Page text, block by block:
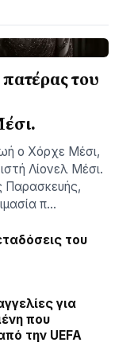
του
ο Χόρχε Μέσι,
Λίονελ Μέσι.
Παρασκευής,
π…
του
για
που
την UEFA